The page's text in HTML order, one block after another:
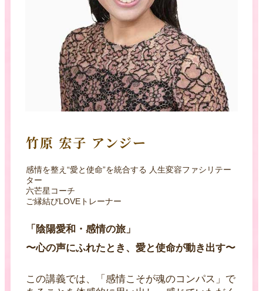
竹原 宏子 アンジー
感情を整え“愛と使命”を統合する 人生変容ファシリテー
ター
六芒星コーチ
ご縁結びLOVEトレーナー
「陰陽愛和・感情の旅」
〜心の声にふれたとき、愛と使命が動き出す〜
この講義では、「感情こそが魂のコンパス」で